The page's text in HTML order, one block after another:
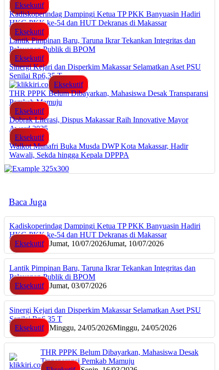
Eksekutif
Kadiskoperindag Dampingi Ketua TP PKK Banyuasin Hadiri
HKG PKK ke-54 dan HUT Dekranas di Makassar
Eksekutif
Lantik Pimpinan Baru, Taruna Ikrar Tekankan Integritas dan
Pelayanan Publik di BPOM
Eksekutif
Sinergi Kejari dan Disperkim Makassar Selamatkan Aset PSU
Senilai Rp6,35 T
Eksekutif
THR PPPK Belum Dibayarkan, Mahasiswa Desak Transparansi
Pemkab Mamuju
Eksekutif
Dobrak Literasi, Dispus Makassar Raih Innovative Mayor
Award 2025
Eksekutif
Walkot Munafri Buka Musda DWP Kota Makassar, Hadir
Wawali, Sekda hingga Kepala DPPPA
Baca Juga
Kadiskoperindag Dampingi Ketua TP PKK Banyuasin Hadiri
HKG PKK ke-54 dan HUT Dekranas di Makassar
Eksekutif
Jumat, 10/07/2026Jumat, 10/07/2026
Lantik Pimpinan Baru, Taruna Ikrar Tekankan Integritas dan
Pelayanan Publik di BPOM
Eksekutif
Jumat, 03/07/2026
Sinergi Kejari dan Disperkim Makassar Selamatkan Aset PSU
Senilai Rp6,35 T
Eksekutif
Minggu, 24/05/2026Minggu, 24/05/2026
THR PPPK Belum Dibayarkan, Mahasiswa Desak
Transparansi Pemkab Mamuju